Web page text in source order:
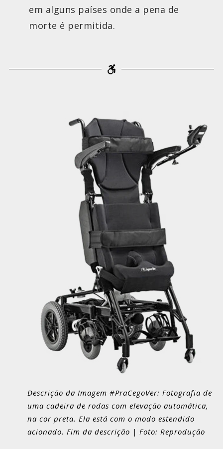
em alguns países onde a pena de
morte é permitida.
Descrição da Imagem #PraCegoVer: Fotografia de
uma cadeira de rodas com elevação automática,
na cor preta. Ela está com o modo estendido
acionado. Fim da descrição | Foto: Reprodução